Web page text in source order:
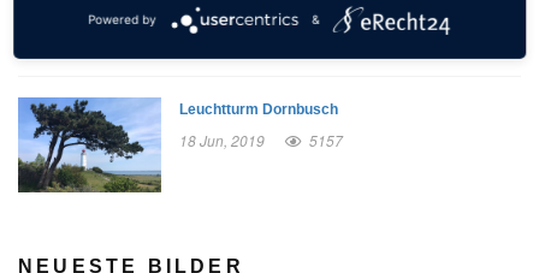
Leuchtturm Dornbusch
18 Jun, 2019 5157
NEUESTE BILDER
Powered by &